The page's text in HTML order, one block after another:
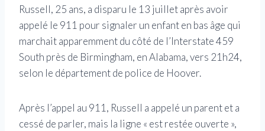
Russell, 25 ans, a disparu le 13 juillet après avoir
appelé le 911 pour signaler un enfant en bas âge qui
marchait apparemment du côté de l’Interstate 459
South près de Birmingham, en Alabama, vers 21h24,
selon le département de police de Hoover.
Après l’appel au 911, Russell a appelé un parent et a
cessé de parler, mais la ligne « est restée ouverte »,